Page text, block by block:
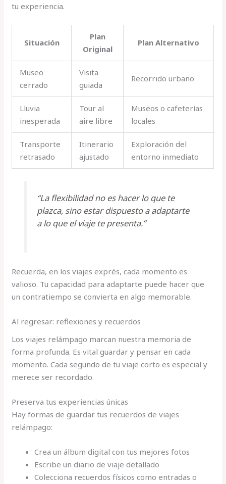
tu experiencia.
Situación
Plan
Original
Plan Alternativo
Museo
cerrado
Visita
guiada
Recorrido urbano
Lluvia
inesperada
Tour al
aire libre
Museos o cafeterías
locales
Transporte
retrasado
Itinerario
ajustado
Exploración del
entorno inmediato
“La flexibilidad no es hacer lo que te
plazca, sino estar dispuesto a adaptarte
a lo que el viaje te presenta.”
Recuerda, en los viajes exprés, cada momento es
valioso. Tu capacidad para adaptarte puede hacer que
un contratiempo se convierta en algo memorable.
Al regresar: reflexiones y recuerdos
Los viajes relámpago marcan nuestra memoria de
forma profunda. Es vital guardar y pensar en cada
momento. Cada segundo de tu viaje corto es especial y
merece ser recordado.
Preserva tus experiencias únicas
Hay formas de guardar tus recuerdos de viajes
relámpago:
Crea un álbum digital con tus mejores fotos
Escribe un diario de viaje detallado
Colecciona recuerdos físicos como entradas o